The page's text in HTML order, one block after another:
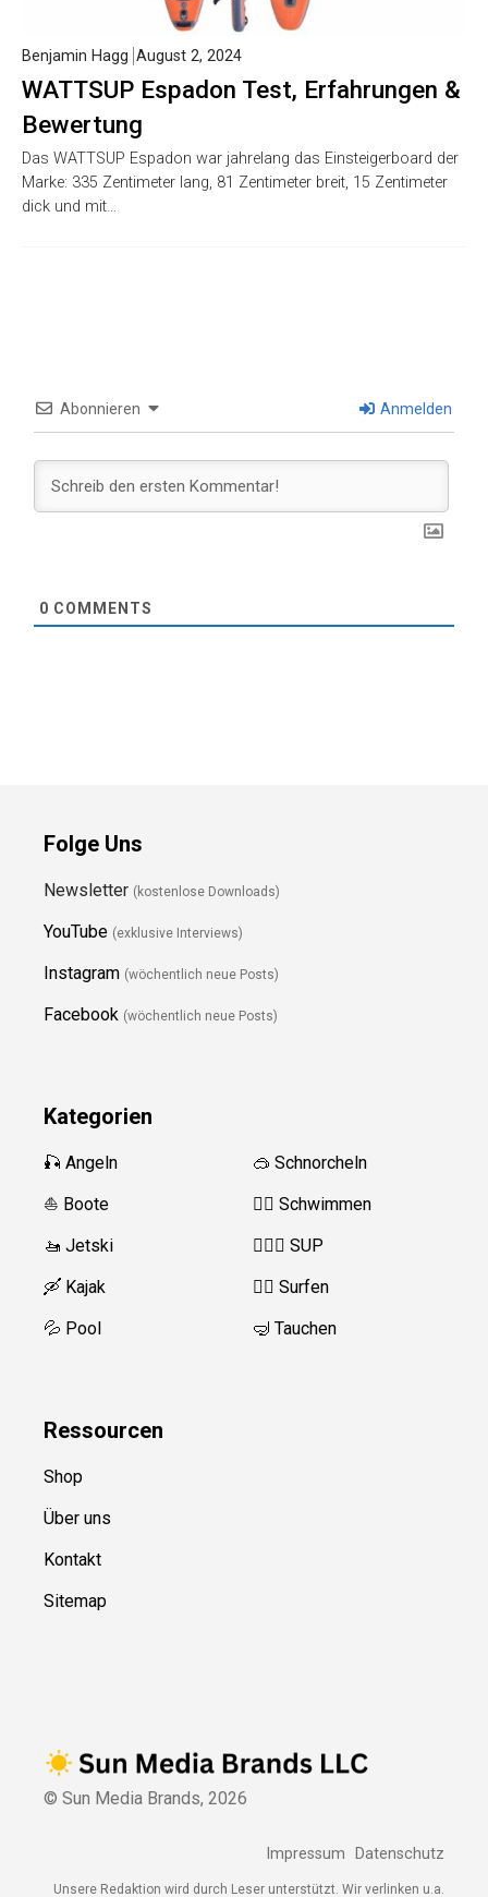
WATTSUP Espadon Test, Erfahrungen &
Bewertung
Benjamin Hagg August 2, 2024
Das WATTSUP Espadon war jahrelang das Einsteigerboard der
Marke: 335 Zentimeter lang, 81 Zentimeter breit, 15 Zentimeter
dick und mit…
Abonnieren Anmelden
0 COMMENTS
Folge Uns
Newsletter (kostenlose Downloads)
YouTube (exklusive Interviews)
Instagram (wöchentlich neue Posts)
Facebook (wöchentlich neue Posts)
Kategorien
🎣 Angeln
⛵️ Boote
🚤 Jetski
🛶 Kajak
💦 Pool
🥽 Schnorcheln
🏊‍♂️ Schwimmen
🏄‍♀️🛶 SUP
🏄‍♂️ Surfen
🤿 Tauchen
Ressourcen
Shop
Über uns
Kontakt
Sitemap
© Sun Media Brands, 2026
Impressum Datenschutz
Unsere Redaktion wird durch Leser unterstützt. Wir verlinken u.a.